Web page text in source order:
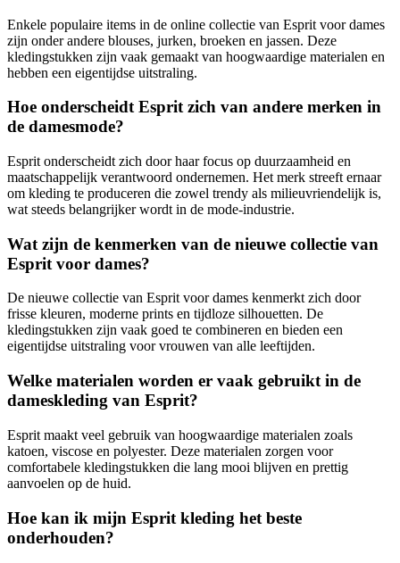
Enkele populaire items in de online collectie van Esprit voor dames
zijn onder andere blouses, jurken, broeken en jassen. Deze
kledingstukken zijn vaak gemaakt van hoogwaardige materialen en
hebben een eigentijdse uitstraling.
Hoe onderscheidt Esprit zich van andere merken in
de damesmode?
Esprit onderscheidt zich door haar focus op duurzaamheid en
maatschappelijk verantwoord ondernemen. Het merk streeft ernaar
om kleding te produceren die zowel trendy als milieuvriendelijk is,
wat steeds belangrijker wordt in de mode-industrie.
Wat zijn de kenmerken van de nieuwe collectie van
Esprit voor dames?
De nieuwe collectie van Esprit voor dames kenmerkt zich door
frisse kleuren, moderne prints en tijdloze silhouetten. De
kledingstukken zijn vaak goed te combineren en bieden een
eigentijdse uitstraling voor vrouwen van alle leeftijden.
Welke materialen worden er vaak gebruikt in de
dameskleding van Esprit?
Esprit maakt veel gebruik van hoogwaardige materialen zoals
katoen, viscose en polyester. Deze materialen zorgen voor
comfortabele kledingstukken die lang mooi blijven en prettig
aanvoelen op de huid.
Hoe kan ik mijn Esprit kleding het beste
onderhouden?